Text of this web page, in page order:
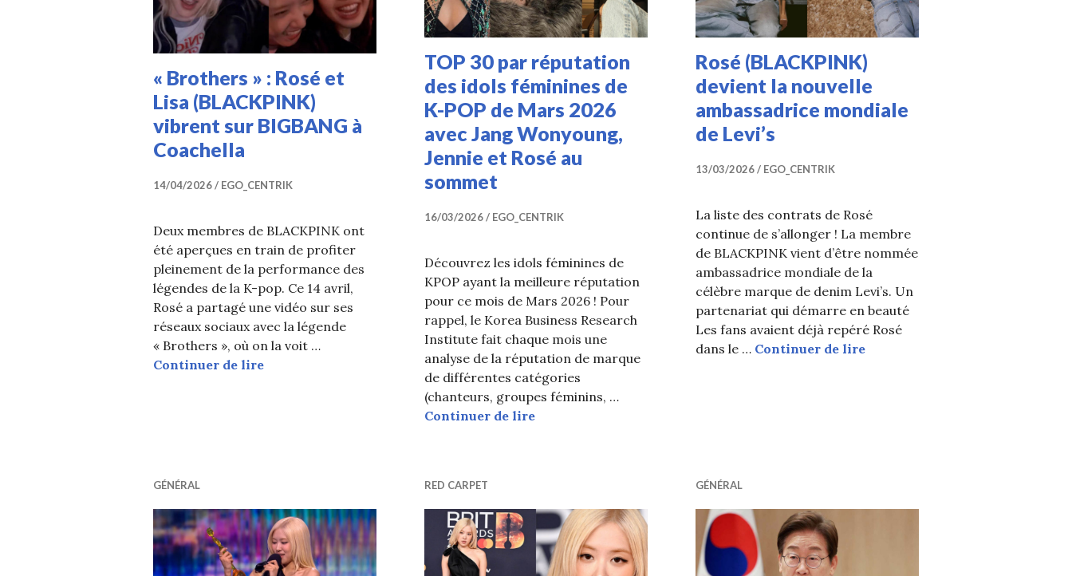
« Brothers » : Rosé et
Lisa (BLACKPINK)
vibrent sur BIGBANG à
Coachella
14/04/2026 EGO_CENTRIK
Deux membres de BLACKPINK ont
été aperçues en train de profiter
pleinement de la performance des
légendes de la K-pop. Ce 14 avril,
Rosé a partagé une vidéo sur ses
réseaux sociaux avec la légende
« Brothers », où on la voit …
Continuer de lire« Brothers » : Rosé et Lisa (BLACKPINK) vibrent sur BIGBANG à Coachella
TOP 30 par réputation
des idols féminines de
K-POP de Mars 2026
avec Jang Wonyoung,
Jennie et Rosé au
sommet
16/03/2026 EGO_CENTRIK
Découvrez les idols féminines de
KPOP ayant la meilleure réputation
pour ce mois de Mars 2026 ! Pour
rappel, le Korea Business Research
Institute fait chaque mois une
analyse de la réputation de marque
de différentes catégories
(chanteurs, groupes féminins, …
Continuer de lireTOP 30 par réputation des idols féminines de K-POP de Mars 2026 avec Jang
Rosé (BLACKPINK)
devient la nouvelle
ambassadrice mondiale
de Levi’s
13/03/2026 EGO_CENTRIK
La liste des contrats de Rosé
continue de s’allonger ! La membre
de BLACKPINK vient d’être nommée
ambassadrice mondiale de la
célèbre marque de denim Levi’s. Un
partenariat qui démarre en beauté
Les fans avaient déjà repéré Rosé
dans le … Continuer de lireRosé (BLACKPINK) devient la
GÉNÉRAL RED CARPET GÉNÉRAL